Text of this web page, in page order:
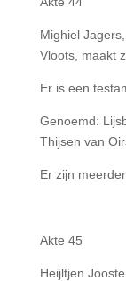
Mighiel
Vloots, maakt
Er is een
Genoemd:
Thijsen van
Er zijn
Akte 45
Heijltjen